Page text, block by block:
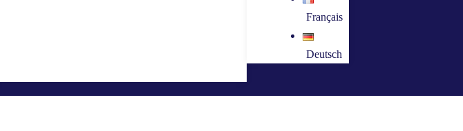
Français
Deutsch